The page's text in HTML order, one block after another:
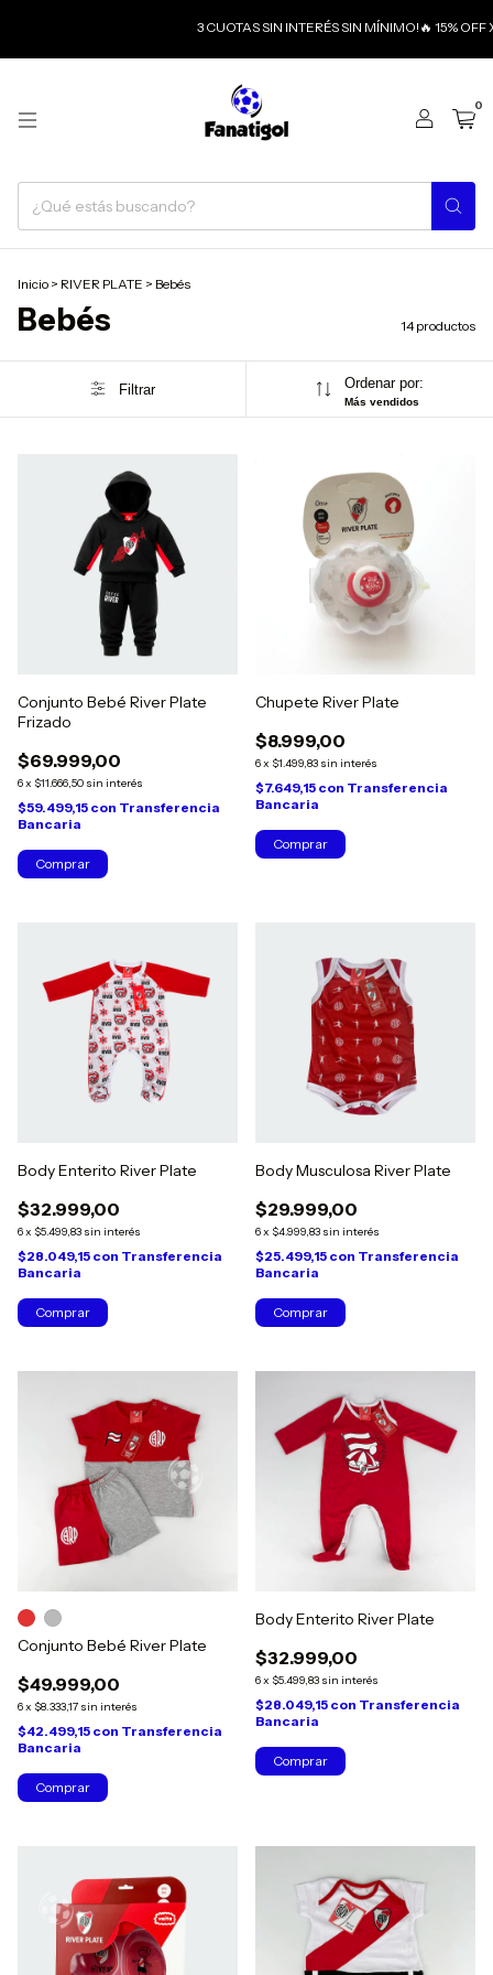
3 CUOTAS SIN INTERÉS SIN MÍNIMO!🔥 15% OFF X
0
Inicio > RIVER PLATE > Bebés
Bebés 14 productos
Filtrar Ordenar por:
Más vendidos
Conjunto Bebé River Plate
Frizado
$69.999,00
6x $11.666,50 sin interés
$59.499,15 con Transferencia
Bancaria
Comprar
Chupete River Plate
$8.999,00
6x $1.499,83 sin interés
$7.649,15 con Transferencia
Bancaria
Comprar
Body Enterito River Plate
$32.999,00
6x $5.499,83 sin interés
$28.049,15 con Transferencia
Bancaria
Comprar
Body Musculosa River Plate
$29.999,00
6x $4.999,83 sin interés
$25.499,15 con Transferencia
Bancaria
Comprar
Conjunto Bebé River Plate
$49.999,00
6x $8.333,17 sin interés
$42.499,15 con Transferencia
Bancaria
Comprar
Body Enterito River Plate
$32.999,00
6x $5.499,83 sin interés
$28.049,15 con Transferencia
Bancaria
Comprar